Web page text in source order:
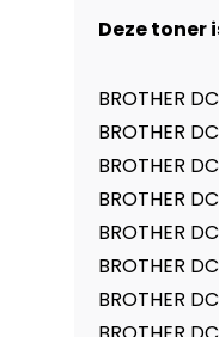
Deze toner
BROTHER
BROTHER
BROTHER
BROTHER
BROTHER
BROTHER
BROTHER